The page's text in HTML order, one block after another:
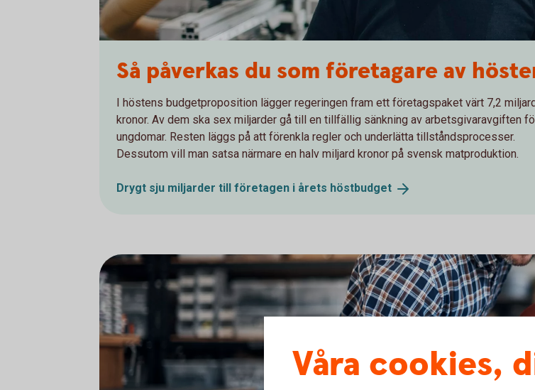
Så påverkas du som företagare av
I höstens budgetproposition lägger regeringen fram ett företagspaket värt 7,2
kronor. Av dem ska sex miljarder gå till en tillfällig sänkning av arbetsgivaravgiften
ungdomar. Resten läggs på att förenkla regler och underlätta tillståndsprocesser.
Dessutom vill man satsa närmare en halv miljard kronor på svensk matproduktion.
Drygt sju miljarder till företagen i årets höstbudget
Våra cookies,